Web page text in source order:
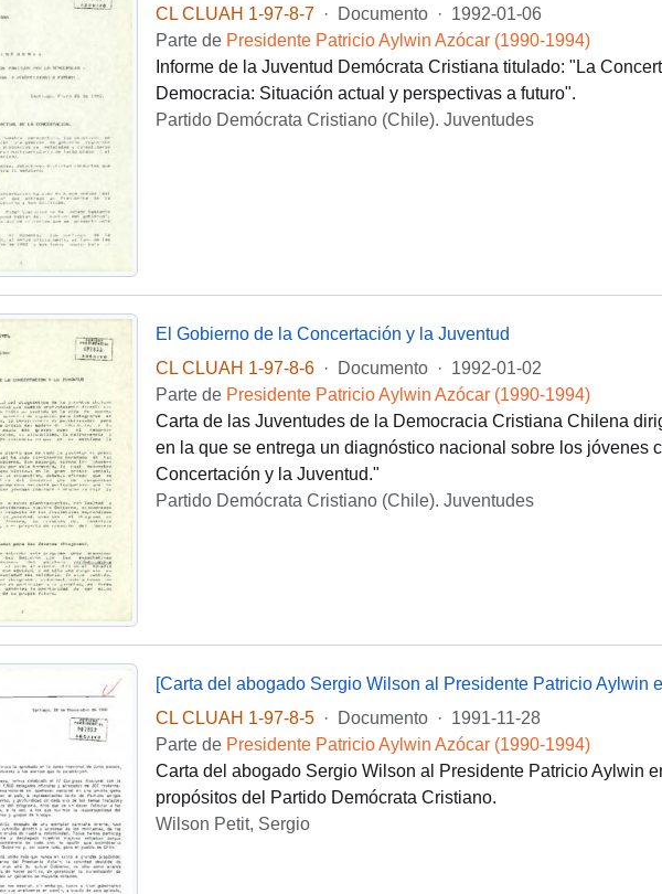
CL CLUAH 1-97-8-7
· Documento · 1992-01-06
Parte de Presidente Patricio Aylwin Azócar (1990-1994)
Informe de la Juventud Demócrata Cristiana titulado: "La
Democracia: Situación actual y perspectivas a futuro".
Partido Demócrata Cristiano (Chile). Juventudes
El Gobierno de la Concertación y la Juventud
CL CLUAH 1-97-8-6
· Documento · 1992-01-02
Parte de Presidente Patricio Aylwin Azócar (1990-1994)
Carta de las Juventudes de la Democracia Cristiana Chilena
en la que se entrega un diagnóstico nacional sobre los jóvenes
Concertación y la Juventud."
Partido Demócrata Cristiano (Chile). Juventudes
CL CLUAH 1-97-8-5
· Documento · 1991-11-28
Parte de Presidente Patricio Aylwin Azócar (1990-1994)
Carta del abogado Sergio Wilson al Presidente Patricio Aylwin
propósitos del Partido Demócrata Cristiano.
Wilson Petit, Sergio